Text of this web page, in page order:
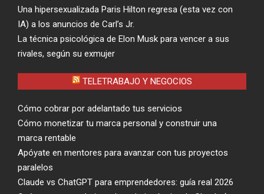
Una hipersexualizada Paris Hilton regresa (esta vez con
IA) a los anuncios de Carl’s Jr.
La técnica psicológica de Elon Musk para vencer a sus
rivales, según su exmujer
TELETRABAJO Y NEGOCIOS
Cómo cobrar por adelantado tus servicios
Cómo monetizar tu marca personal y construir una
marca rentable
Apóyate en mentores para avanzar con tus proyectos
paralelos
Claude vs ChatGPT para emprendedores: guía real 2026